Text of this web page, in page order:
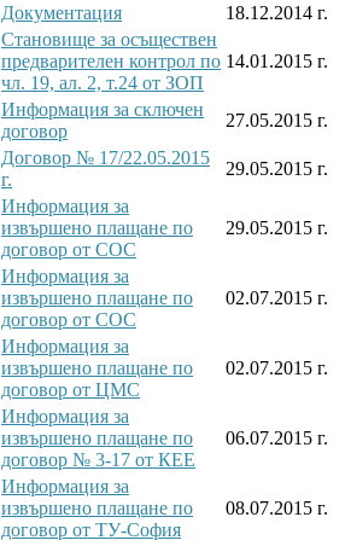
Документация 18.12.2014 г.
Становище за осъществен
предварителен контрол по
чл. 19, ал. 2, т.24 от ЗОП
14.01.2015 г.
Информация за сключен
договор
27.05.2015 г.
Договор № 17/22.05.2015
г.
29.05.2015 г.
Информация за
извършено плащане по
договор от СОС
29.05.2015 г.
Информация за
извършено плащане по
договор от СОС
02.07.2015 г.
Информация за
извършено плащане по
договор от ЦМС
02.07.2015 г.
Информация за
извършено плащане по
договор № 3-17 от КЕЕ
06.07.2015 г.
Информация за
извършено плащане по
договор от ТУ-София
08.07.2015 г.